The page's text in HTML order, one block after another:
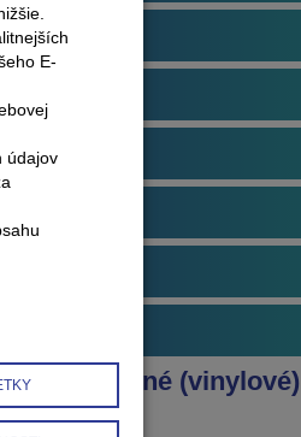
kompozitné (vinylové)
E-
údajov